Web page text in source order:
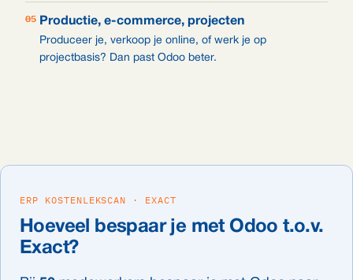
05 Productie, e-commerce, projecten
Produceer je, verkoop je online, of werk je op
projectbasis? Dan past Odoo beter.
ERP KOSTENLEKSCAN · EXACT
Hoeveel bespaar je met Odoo t.o.v.
Exact?